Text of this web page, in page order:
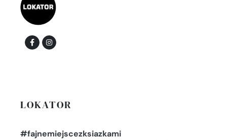
LOKATOR
#fajnemiejscezksiazkami